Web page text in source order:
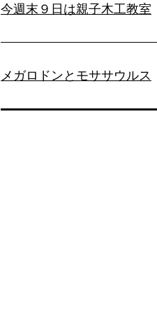
今週末９日は親子木工教室
メガロドンとモササウルス